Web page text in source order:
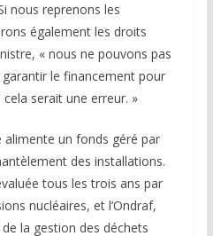
nous reprenons les
également les droits
« nous ne pouvons pas
le financement pour
serait une erreur. »
alimente un fonds géré par
des installations.
tous les trois ans par
nucléaires, et l’Ondraf,
la gestion des déchets